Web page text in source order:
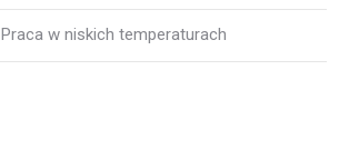
Praca w niskich temperaturach